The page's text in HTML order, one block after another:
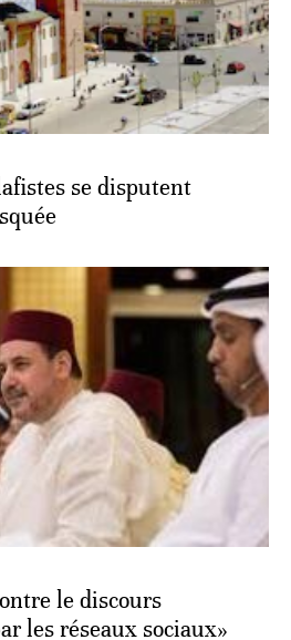
se disputent
le discours
les réseaux sociaux»